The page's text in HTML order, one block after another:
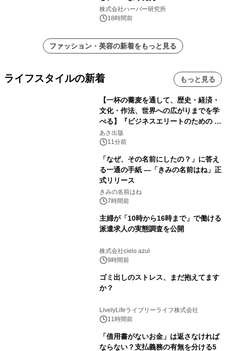
株式会社ハーバー研究所
18時間前
ファッション・美容の新着をもっと見る
ライフスタイルの新着 もっと見る
【一杯の蕎麦を通して、歴史・経済・
文化・作法、世界への広がりまでを学
べる】『ビジネスエリートのための 教
養としての蕎麦』2026年8月25日
（火）発売
あさ出版
11分前
「なぜ、その名前にしたの？」に答え
る一通の手紙 ―「きみの名前はね」正
式リリース
きみの名前はね
7時間前
主婦が「10時から16時まで」で働ける
派遣求人の実態調査を公開
株式会社cielo azul
9時間前
ゴミ出しのストレス、まだ抱えてます
か？
LivelyLifeライブリーライフ株式会社
11時間前
「借用書がないお金」は返さなければ
ならない？支払義務の有無を分ける5